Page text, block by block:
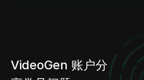
VideoGen 账户分